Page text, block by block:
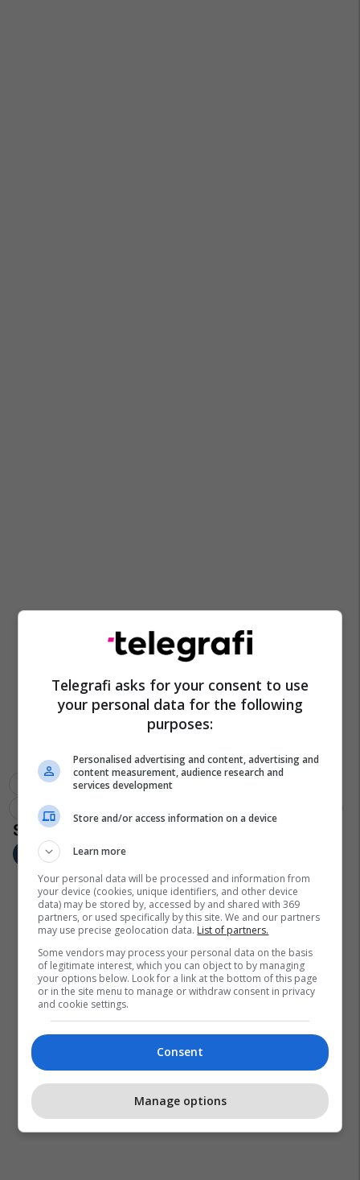
Urgjenca Naser Syla
Prokuroria Themelore Ne Prishtine
Kaltrina Shala
Telegrafi asks for your consent to use
your personal data for the following
purposes:
Personalised advertising and content, advertising and
content measurement, audience research and
services development
Store and/or access information on a device
Learn more
Your personal data will be processed and information from
your device (cookies, unique identifiers, and other device
data) may be stored by, accessed by and shared with 369
partners, or used specifically by this site. We and our partners
may use precise geolocation data. List of partners.
Some vendors may process your personal data on the basis
of legitimate interest, which you can object to by managing
your options below. Look for a link at the bottom of this page
or in the site menu to manage or withdraw consent in privacy
and cookie settings.
Consent
Manage options